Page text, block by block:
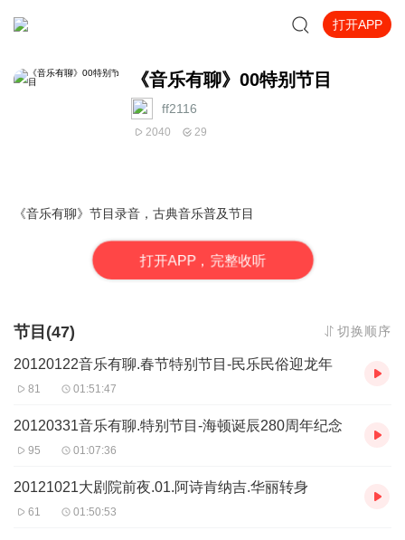
打开APP
《音乐有聊》00特别节目
ff2116
2040 29
《音乐有聊》节目录音，古典音乐普及节目
打开APP，完整收听
节目(47) 切换顺序
20120122音乐有聊.春节特别节目-民乐民俗迎龙年
81 01:51:47
20120331音乐有聊.特别节目-海顿诞辰280周年纪念
95 01:07:36
20121021大剧院前夜.01.阿诗肯纳吉.华丽转身
61 01:50:53